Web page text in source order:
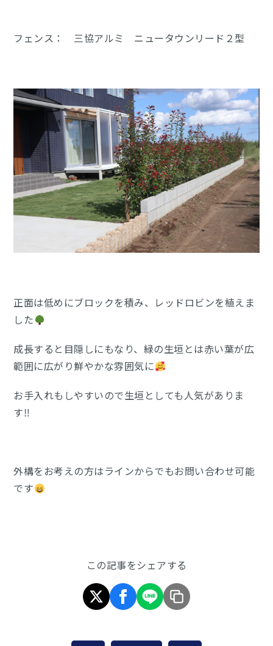
フェンス： 三協アルミ ニュータウンリード２型
正面は低めにブロックを積み、レッドロビンを植えま
した
成長すると目隠しにもなり、緑の生垣とは赤い葉が広
範囲に広がり鮮やかな雰囲気に
お手入れもしやすいので生垣としても人気がありま
す‼
外構をお考えの方はラインからでもお問い合わせ可能
です
この記事をシェアする